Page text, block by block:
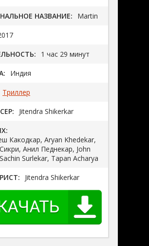
НАЗВАНИЕ: Martin
1 час 29 минут
Индия
Триллер
Jitendra Shikerkar
Какодкар, Aryan Khedekar,
Анил Педнекар, John
Surlekar, Tapan Acharya
Jitendra Shikerkar